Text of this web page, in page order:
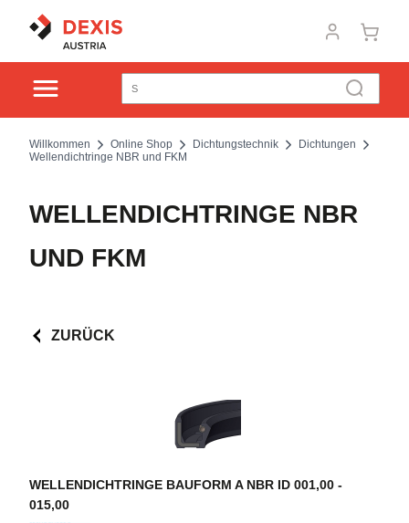
Willkommen Online Shop Dichtungstechnik
Dichtungen
Wellendichtringe NBR und FKM
WELLENDICHTRINGE NBR
UND FKM
ZURÜCK
WELLENDICHTRINGE BAUFORM A NBR ID 001,00 -
015,00